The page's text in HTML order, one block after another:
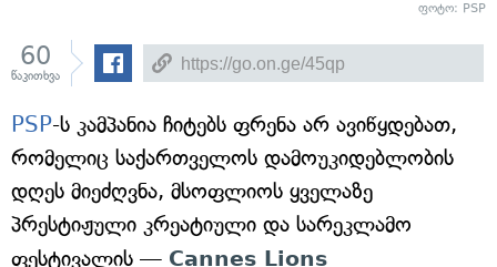
ფოტო: PSP
60
წაკითხვა
PSP-ს კამპანია ჩიტებს ფრენა არ ავიწყდებათ,
რომელიც საქართველოს დამოუკიდებლობის
დღეს მიეძღვნა, მსოფლიოს ყველაზე
პრესტიჟული კრეატიული და სარეკლამო
ფესტივალის — Cannes Lions